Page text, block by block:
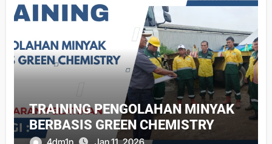
TRAINING PENGOLAHAN MINYAK
BERBASIS GREEN CHEMISTRY